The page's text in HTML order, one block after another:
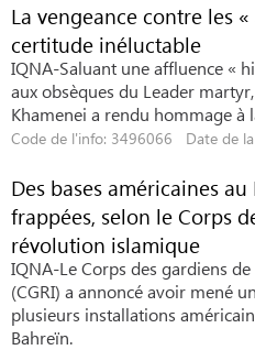
La vengeance contre les
certitude inéluctable
IQNA-Saluant une affluence «
aux obsèques du Leader
Khamenei a rendu hommage à
Code de l'info: 3496066 Date de
Des bases américaines
frappées, selon le Corps
révolution islamique
IQNA-Le Corps des gardiens
(CGRI) a annoncé avoir mené
plusieurs installations
Bahreïn.